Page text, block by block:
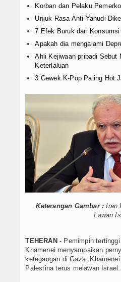
Korban dan Pelaku
Unjuk Rasa Anti-Yahudi
7 Efek Buruk dari
Apakah dia mengalami
Ahli Kejiwaan pribadi Sebut
Keterlaluan
3 Cewek K-Pop Paling Hot
Keterangan Gambar : Iran
Lawan
TEHERAN - Pemimpin
Khamenei menyampaikan
ketegangan di Gaza.
Palestina terus melawan Israel.